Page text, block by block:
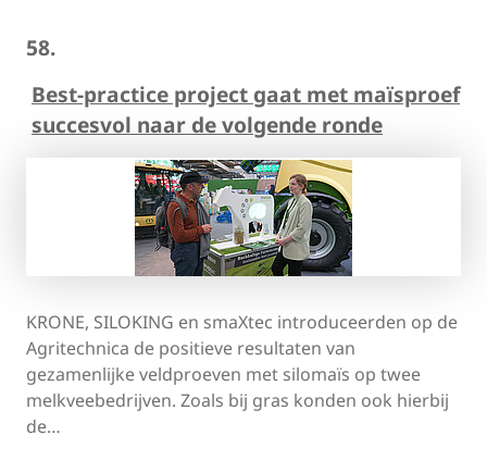
58.
Best-practice project gaat met maïsproef
succesvol naar de volgende ronde
KRONE, SILOKING en smaXtec introduceerden op de
Agritechnica de positieve resultaten van
gezamenlijke veldproeven met silomaïs op twee
melkveebedrijven. Zoals bij gras konden ook hierbij
de…